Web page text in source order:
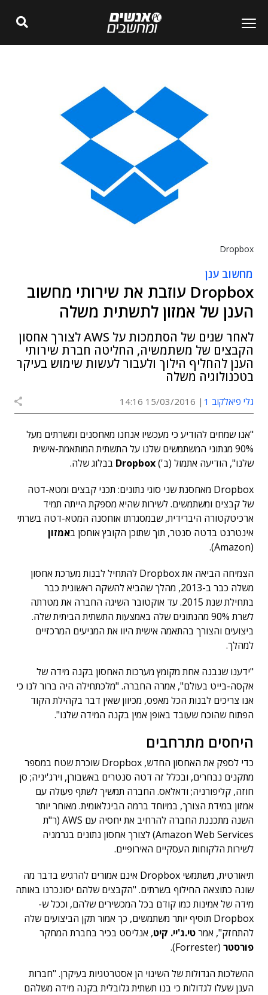
Dropbox
מחשוב ענן
Dropbox עוזבת את שירותי מחשוב
הענן של אמזון לתשתית משלה
לאחר שנים של הסתמכות על AWS לצורך אחסון
הקבצים של משתמשיה, החליטה חברת שירותי
הענן להחליף הילוך ולעבור לעשות שימוש בעיקר
בטכנולוגיה משלה
גלי פיאלקוב 1 15/03/2016 14:16
"אנו שמחים להודיע כי מעכשיו אנחנו מאחסנים ומשרתים מעל
90% מנתוני המשתמשים שלנו על התשתית המותאמת-אישית
שלנו", הודיעה אתמול (ב')Dropbox בבלוג שלה.
Dropbox מאחסנת שני סוגי נתונים: תכני קבצים ומטא-דטה
של קבצים ומשתמשים. לשירות שהיא מספקת הייתה תמיד
ארכיטקטורה היברידית, שבמסגרתו אוחסנה המטא-דטה בשרתי
אינטרנט בדטה סנטר, תוך שתוכן הקובץ אוחסן באמזון
(Amazon).
הצמיחה הביאה את Dropbox להתחיל לבנות מערכת אחסון
משלה כבר ב-2013, מהלך שהביא להשקה ראשונית כבר
בתחילת שנת 2015. עד אוקטובר השיגה החברה את מטרתה
לשרת 90% מהנתונים שלה באמצעות התשתית הביתית שלה.
ביצועים והצורך בהתאמה אישית היוו את המניעים המרכזיים
למהלך.
"ידענו שנבנה אחת מקומץ מערכות האחסון בקנה מידה של
אקסה-בייט בעולם", אמרה החברה. "מלכתחילה היה ברור לנו כי
אנו צריכים לבנות הכל מאפס, מכיוון שאין דבר בקהילת הקוד
הפתוח שהוכח שעובד באופן אמין בקנה המידה שלנו".
היחסים מתרחבים
כדי לספק את האחסון החדש, Dropbox שוכרת שטח במספר
מתקנים נבחרים, ובכלל זה דטה סנטרים באשבורן, וירג'יניה; סן
חוזה, קליפורניה; ודאלאס. החברה תמשיך לשתף פעולה עם
אמזון במידת הצורך, במיוחד ברמה הבינלאומית. מאוחר יותר
השנה מתכננת החברה להרחיב את יחסיה עם AWS (ר"ת
Amazon Web Services) לצורך אחסון נתונים בגרמניה
לשירות הלקוחות העסקיים האירופיים.
תיאורטית, משתמשי Dropbox אינם אמורים להרגיש בדבר מה
שונה כתוצאה החילוף בשרתים. "הקבצים שלהם יסונכרנו באותה
מידה של אמינות כמו קודם בכל המכשירים שלהם, וככל ש-
Dropbox תוסיף יותר משתמשים, כך אמור תקן הביצועים שלה
להתחזק", אמרטי.ג'יי. קיט, אנליסט בכיר בחברת המחקר
פורסטר (Forrester).
ההשלכות הגדולות של השינוי הן אסטרטגיות בעיקרן. "חברות
הענן שעלו לגדולות כי בנו תשתית גלובלית בקנה מידה משלהם